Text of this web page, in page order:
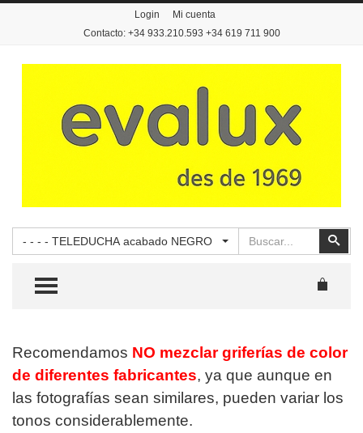
Login
Mi cuenta
Contacto: +34 933.210.593 +34 619 711 900
- - - - TELEDUCHA acabado NEGRO
TOGGLE MENU
Recomendamos NO mezclar griferías de color
de diferentes fabricantes, ya que aunque en
las fotografías sean similares, pueden variar los
tonos considerablemente.